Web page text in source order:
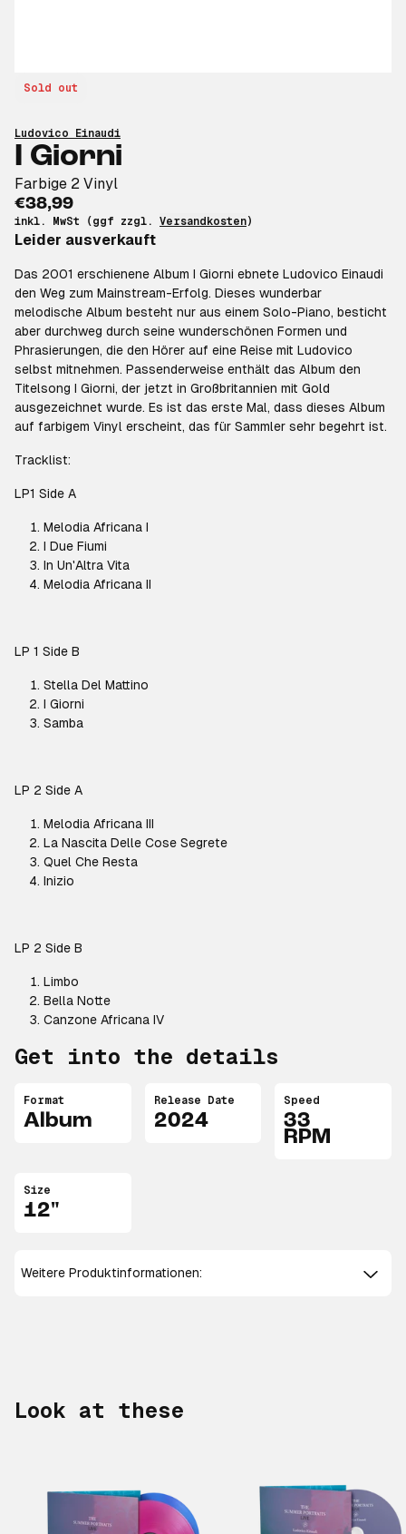
Ludovico Einaudi
I Giorni
Farbige 2 Vinyl
€38,99
inkl. MwSt (ggf zzgl. Versandkosten)
Leider ausverkauft
Das 2001 erschienene Album I Giorni ebnete Ludovico Einaudi
den Weg zum Mainstream-Erfolg. Dieses wunderbar
melodische Album besteht nur aus einem Solo-Piano, besticht
aber durchweg durch seine wunderschönen Formen und
Phrasierungen, die den Hörer auf eine Reise mit Ludovico
selbst mitnehmen. Passenderweise enthält das Album den
Titelsong I Giorni, der jetzt in Großbritannien mit Gold
ausgezeichnet wurde. Es ist das erste Mal, dass dieses Album
auf farbigem Vinyl erscheint, das für Sammler sehr begehrt ist.
Tracklist:
LP1 Side A
Melodia Africana I
I Due Fiumi
In Un'Altra Vita
Melodia Africana II
LP 1 Side B
Stella Del Mattino
I Giorni
Samba
LP 2 Side A
Melodia Africana III
La Nascita Delle Cose Segrete
Quel Che Resta
Inizio
LP 2 Side B
Limbo
Bella Notte
Canzone Africana IV
Get into the details
Format
Album
Release Date
2024
Speed
33
RPM
Size
12"
Sold out
Weitere Produktinformationen:
Look at these